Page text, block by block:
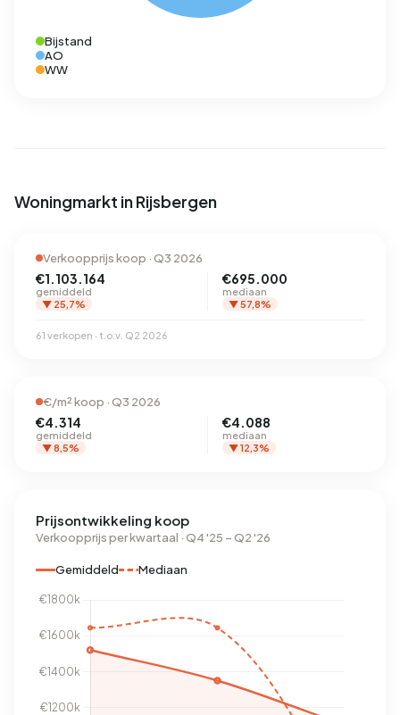
Bijstand
AO
WW
Woningmarkt in Rijsbergen
Verkoopprijs koop · Q3 2026
€1.103.164
gemiddeld
▼ 25,7%
€695.000
mediaan
▼ 57,8%
61 verkopen · t.o.v. Q2 2026
€/m² koop · Q3 2026
€4.314
gemiddeld
▼ 8,5%
€4.088
mediaan
▼ 12,3%
Prijsontwikkeling koop
Verkoopprijs per kwartaal · Q4 '25 – Q2 '26
Gemiddeld Mediaan